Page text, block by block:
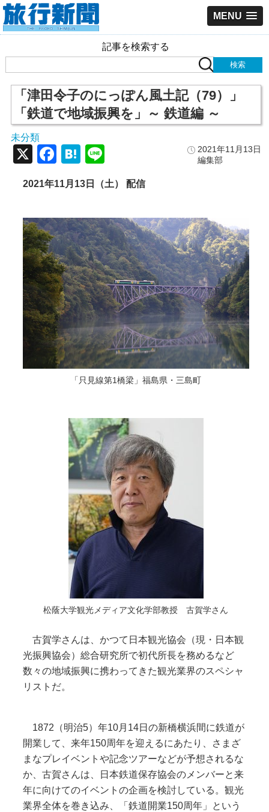
MENU
記事を検索する
「津田令子のにっぽん風土記（79）」
「鉄道で地域振興を」～ 鉄道編 ～
未分類
2021年11月13日
編集部
X Facebook
Hatena
2021年11月13日（土） 配信
「只見線第1橋梁」福島県・三島町
松蔭大学観光メディア文化学部教授 古賀学さん
古賀学さんは、かつて日本観光協会（現・日本観
光振興協会）総合研究所で初代所長を務めるなど
数々の地域振興に携わってきた観光業界のスペシャ
リストだ。
1872（明治5）年10月14日の新橋横浜間に鉄道が
開業して、来年150周年を迎えるにあたり、さまざ
まなプレイベントや記念ツアーなどが予想されるな
か、古賀さんは、日本鉄道保存協会のメンバーと来
年に向けてのイベントの企画を検討している。観光
業界全体を巻き込み、「鉄道開業150周年」という